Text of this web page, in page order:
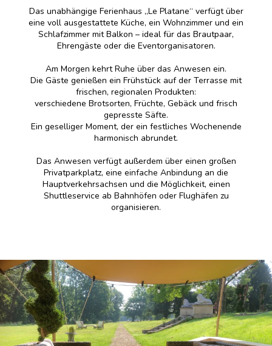
Das unabhängige Ferienhaus „Le Platane“ verfügt über
eine voll ausgestattete Küche, ein Wohnzimmer und ein
Schlafzimmer mit Balkon – ideal für das Brautpaar,
Ehrengäste oder die Eventorganisatoren.
Am Morgen kehrt Ruhe über das Anwesen ein.
Die Gäste genießen ein Frühstück auf der Terrasse mit
frischen, regionalen Produkten:
verschiedene Brotsorten, Früchte, Gebäck und frisch
gepresste Säfte.
Ein geselliger Moment, der ein festliches Wochenende
harmonisch abrundet.
Das Anwesen verfügt außerdem über einen großen
Privatparkplatz, eine einfache Anbindung an die
Hauptverkehrsachsen und die Möglichkeit, einen
Shuttleservice ab Bahnhöfen oder Flughäfen zu
organisieren.